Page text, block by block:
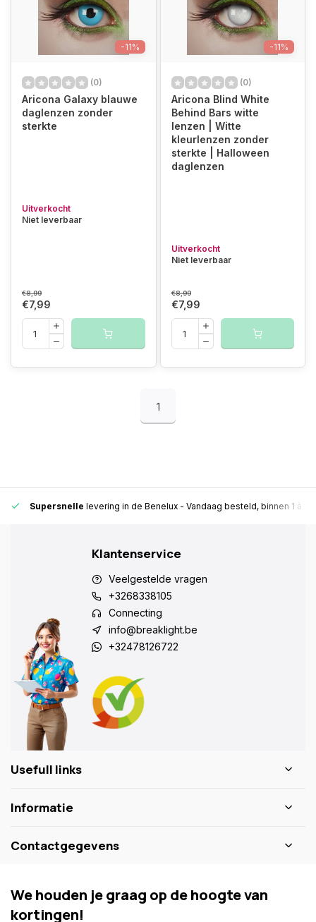
-11%
(0)
Aricona Galaxy blauwe
daglenzen zonder
sterkte
Uitverkocht
Niet leverbaar
€8,99
€7,99
-11%
(0)
Aricona Blind White
Behind Bars witte
lenzen | Witte
kleurlenzen zonder
sterkte | Halloween
daglenzen
Uitverkocht
Niet leverbaar
€8,99
€7,99
1
Supersnelle levering in de Benelux - Vandaag besteld, binnen 1 à 2
Klantenservice
Veelgestelde vragen
+3268338105
Connecting
info@breaklight.be
+32478126722
Usefull links
Informatie
Contactgegevens
We houden je graag op de hoogte van
kortingen!